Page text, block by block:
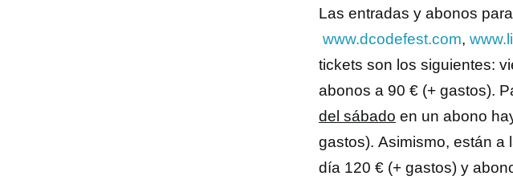
Las entradas y abonos para
www.dcodefest.com,
tickets son los siguientes:
abonos a 90 € (+ gastos).
del sábado en un abono
gastos). Asimismo, están a
día 120 € (+ gastos) y